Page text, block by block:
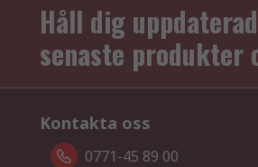
Håll dig
senaste produkter
Kontakta oss
0771-45 89 00